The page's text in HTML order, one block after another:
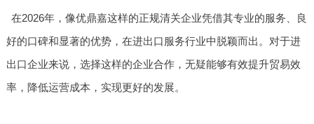
在2026年，像优鼎嘉这样的正规清关企业凭借其专业的服务、良
好的口碑和显著的优势，在进出口服务行业中脱颖而出。对于进
出口企业来说，选择这样的企业合作，无疑能够有效提升贸易效
率，降低运营成本，实现更好的发展。